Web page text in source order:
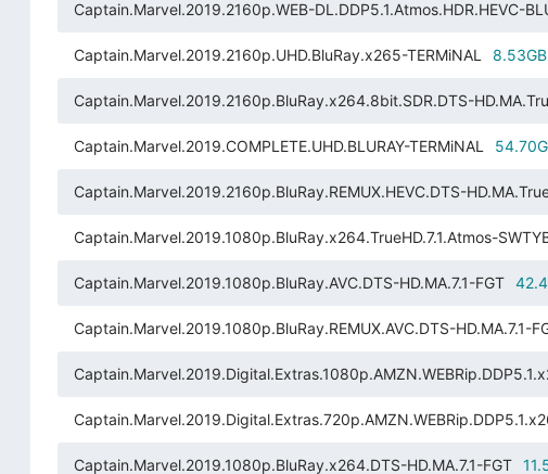
Captain.Marvel.2019.2160p.WEB-DL.DDP5.1.Atmos.HDR.HEVC-
Captain.Marvel.2019.2160p.UHD.BluRay.x265-TERMiNAL 8.53GB
Captain.Marvel.2019.2160p.BluRay.x264.8bit.SDR.DTS-
Captain.Marvel.2019.COMPLETE.UHD.BLURAY-TERMiNAL
Captain.Marvel.2019.2160p.BluRay.REMUX.HEVC.DTS-
Captain.Marvel.2019.1080p.BluRay.x264.TrueHD.7.1.Atmos-
Captain.Marvel.2019.1080p.BluRay.AVC.DTS-HD.MA.7.1-FGT
Captain.Marvel.2019.1080p.BluRay.REMUX.AVC.DTS-HD.MA.7.1-
Captain.Marvel.2019.1080p.BluRay.x264.DTS-HD.MA.7.1-FGT